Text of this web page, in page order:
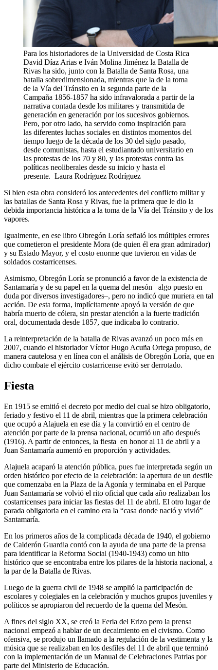
Para los historiadores de la Universidad de Costa Rica
David Díaz Arias e Iván Molina Jiménez la Batalla de
Rivas ha sido, junto con la Batalla de Santa Rosa, una
batalla sobredimensionada, mientras que la de la toma
de la Vía del Tránsito en la segunda parte de la
Campaña 1856-1857 ha sido infravalorada a partir de la
narrativa contada desde los militares y transmitida de
generación en generación por los sucesivos gobiernos.
Pero, por otro lado, ha servido como inspiración para
las diferentes luchas sociales en distintos momentos del
tiempo luego de la década de los 30 del siglo pasado,
desde comunistas, hasta el estudiantado universitario en
las protestas de los 70 y 80, y las protestas contra las
políticas neoliberales desde su inicio y hasta el
presente. Laura Rodríguez Rodríguez
Si bien esta obra consideró los antecedentes del conflicto militar y
las batallas de Santa Rosa y Rivas, fue la primera que le dio la
debida importancia histórica a la toma de la Vía del Tránsito y de los
vapores.
Igualmente, en ese libro Obregón Loría señaló los múltiples errores
que cometieron el presidente Mora (de quien él era gran admirador)
y su Estado Mayor, y el costo enorme que tuvieron en vidas de
soldados costarricenses.
Asimismo, Obregón Loría se pronunció a favor de la existencia de
Santamaría y de su papel en la quema del mesón –algo puesto en
duda por diversos investigadores–, pero no indicó que muriera en tal
acción. De esta forma, implícitamente apoyó la versión de que
habría muerto de cólera, sin prestar atención a la fuerte tradición
oral, documentada desde 1857, que indicaba lo contrario.
La reinterpretación de la batalla de Rivas avanzó un poco más en
2007, cuando el historiador Víctor Hugo Acuña Ortega propuso, de
manera cautelosa y en línea con el análisis de Obregón Loría, que en
dicho combate el ejército costarricense evitó ser derrotado.
Fiesta
En 1915 se emitió el decreto por medio del cual se hizo obligatorio,
feriado y festivo el 11 de abril, mientras que la primera celebración
que ocupó a Alajuela en ese día y la convirtió en el centro de
atención por parte de la prensa nacional, ocurrió un año después
(1916). A partir de entonces, la fiesta en honor al 11 de abril y a
Juan Santamaría aumentó en proporción y actividades.
Alajuela acaparó la atención pública, pues fue interpretada según un
orden histórico por efecto de la celebración: la apertura de un desfile
que comenzaba en la Plaza de la Agonía y terminaba en el Parque
Juan Santamaría se volvió el rito oficial que cada año realizaban los
costarricenses para iniciar las fiestas del 11 de abril. El otro lugar de
parada obligatoria en el camino era la “casa donde nació y vivió”
Santamaría.
En los primeros años de la complicada década de 1940, el gobierno
de Calderón Guardia contó con la ayuda de una parte de la prensa
para identificar la Reforma Social (1940-1943) como un hito
histórico que se encontraba entre los pilares de la historia nacional, a
la par de la Batalla de Rivas.
Luego de la guerra civil de 1948 se amplió la participación de
escolares y colegiales en la celebración y muchos grupos juveniles y
políticos se apropiaron del recuerdo de la quema del Mesón.
A fines del siglo XX, se creó la Feria del Erizo pero la prensa
nacional empezó a hablar de un decaimiento en el civismo. Como
ofensiva, se produjo un llamado a la regulación de la vestimenta y la
música que se realizaban en los desfiles del 11 de abril que terminó
con la implementación de un Manual de Celebraciones Patrias por
parte del Ministerio de Educación.